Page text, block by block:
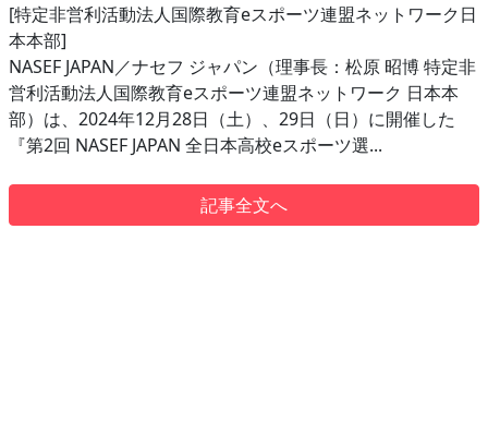
[特定非営利活動法人国際教育eスポーツ連盟ネットワーク日
本本部]
NASEF JAPAN／ナセフ ジャパン（理事長：松原 昭博 特定非
営利活動法人国際教育eスポーツ連盟ネットワーク 日本本
部）は、2024年12月28日（土）、29日（日）に開催した
『第2回 NASEF JAPAN 全日本高校eスポーツ選...
記事全文へ